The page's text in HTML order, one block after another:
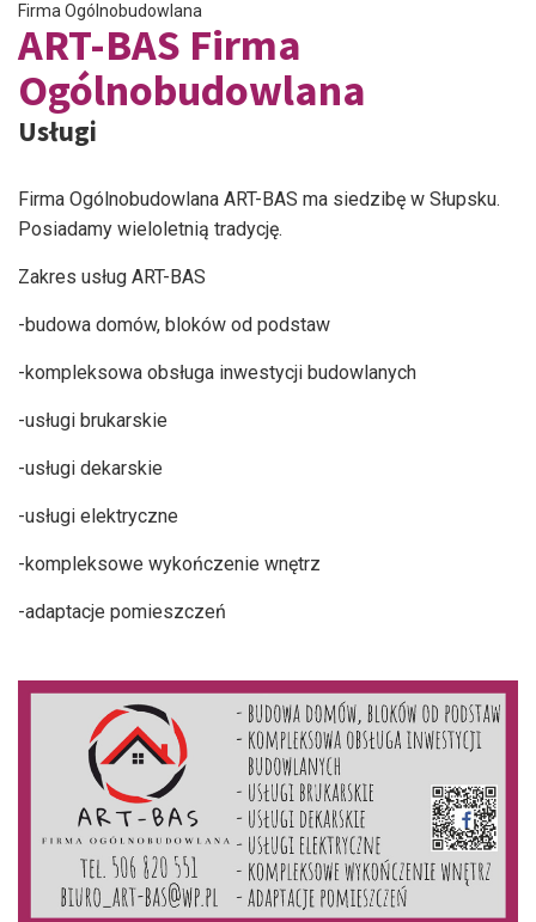
Firma Ogólnobudowlana
ART-BAS Firma
Ogólnobudowlana
Usługi
Firma Ogólnobudowlana ART-BAS ma siedzibę w Słupsku.
Posiadamy wieloletnią tradycję.
Zakres usług ART-BAS
-budowa domów, bloków od podstaw
-kompleksowa obsługa inwestycji budowlanych
-usługi brukarskie
-usługi dekarskie
-usługi elektryczne
-kompleksowe wykończenie wnętrz
-adaptacje pomieszczeń